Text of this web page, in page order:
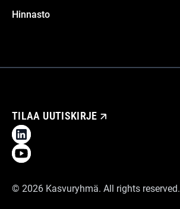
Hinnasto
© 2026 Kasvuryhmä. All rights reserved.
TILAA UUTISKIRJE